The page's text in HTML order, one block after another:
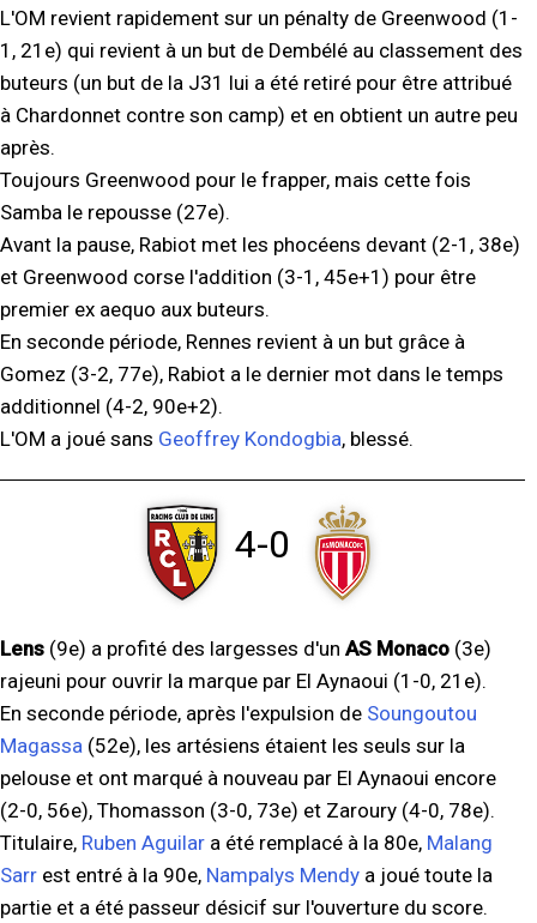
L'OM revient rapidement sur un pénalty de Greenwood (1-
1, 21e) qui revient à un but de Dembélé au classement des
buteurs (un but de la J31 lui a été retiré pour être attribué
à Chardonnet contre son camp) et en obtient un autre peu
après.
Toujours Greenwood pour le frapper, mais cette fois
Samba le repousse (27e).
Avant la pause, Rabiot met les phocéens devant (2-1, 38e)
et Greenwood corse l'addition (3-1, 45e+1) pour être
premier ex aequo aux buteurs.
En seconde période, Rennes revient à un but grâce à
Gomez (3-2, 77e), Rabiot a le dernier mot dans le temps
additionnel (4-2, 90e+2).
L'OM a joué sans Geoffrey Kondogbia, blessé.
4-0
Lens (9e) a profité des largesses d'un AS Monaco (3e)
rajeuni pour ouvrir la marque par El Aynaoui (1-0, 21e).
En seconde période, après l'expulsion de Soungoutou
Magassa (52e), les artésiens étaient les seuls sur la
pelouse et ont marqué à nouveau par El Aynaoui encore
(2-0, 56e), Thomasson (3-0, 73e) et Zaroury (4-0, 78e).
Titulaire, Ruben Aguilar a été remplacé à la 80e, Malang
Sarr est entré à la 90e, Nampalys Mendy a joué toute la
partie et a été passeur désicif sur l'ouverture du score.